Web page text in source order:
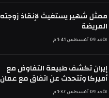
ممثل شهير يستغيث لإنقاذ زوجته
المريضة
الأحد 09 أغسطس 1:41 م
إيران تكشف طبيعة التفاوض مع
أميركا وتتحدث عن اتفاق مع عمان
الأحد 09 أغسطس 1:37 م